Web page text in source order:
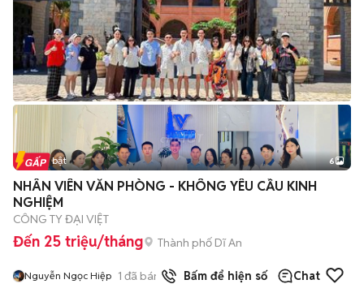
+2
Tin nổi bật 6
NHÂN VIÊN VĂN PHÒNG - KHÔNG YÊU CẦU KINH
NGHIỆM
CÔNG TY ĐẠI VIỆT
Đến 25 triệu/tháng Thành phố Dĩ An
Nguyễn Ngọc Hiệp 1 đã bán Bấm để hiện số Chat